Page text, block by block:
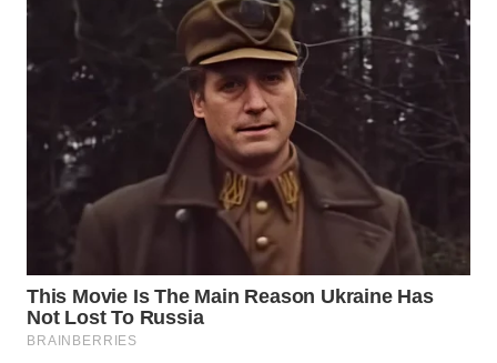
DEPOK
WN
UTARA
WN
SAMOSIR
PADANG
LAWAS